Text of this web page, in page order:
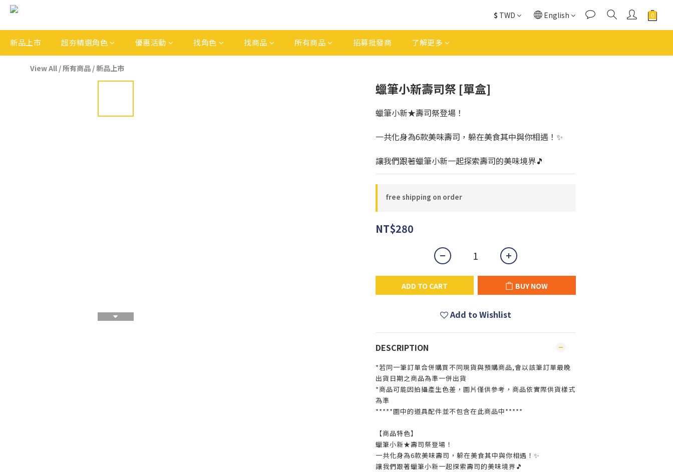
$ TWD English
新品上市 超夯精選角色 優惠活動 找角色 找商品 所有商品 招募批發商 了解更多
View All /所有商品 /新品上市
蠟筆小新壽司祭 [單盒]
蠟筆小新★壽司祭登場！
一共化身為6款美味壽司，躲在美食其中與你相遇！✨
讓我們跟著蠟筆小新一起探索壽司的美味境界🎵
free shipping on order
NT$280
ADD TO CART BUY NOW
Add to Wishlist
DESCRIPTION
*若同一筆訂單合併購買不同現貨與預購商品,會以該筆訂單最晚
出貨日期之商品為準一併出貨
*商品可能因拍攝產生色差，圖片僅供參考，商品依實際供貨樣式
為準
*****圖中的道具配件並不包含在此商品中*****
【商品特色】
蠟筆小新★壽司祭登場！
一共化身為6款美味壽司，躲在美食其中與你相遇！✨
讓我們跟著蠟筆小新一起探索壽司的美味境界🎵